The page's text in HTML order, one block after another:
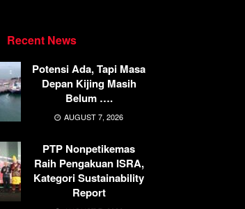
Recent News
Potensi Ada, Tapi Masa
Depan Kijing Masih
Belum ….
AUGUST 7, 2026
PTP Nonpetikemas
Raih Pengakuan ISRA,
Kategori Sustainability
Report